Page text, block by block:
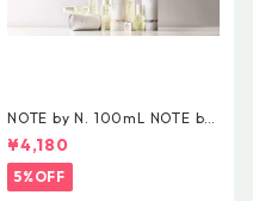
NOTE by N. 100mL NOTE by
N.オイル 100mL NOTE by N.
STYLING OIL ノート バイ エヌ
ドット スタイリングオイル
¥4,180
5%OFF